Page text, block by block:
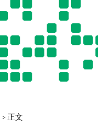
> 正文